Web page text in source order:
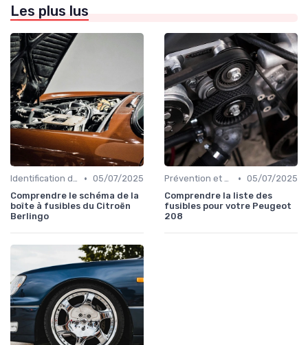
Les plus lus
Identification de la Pièce Nécessaire • 05/07/2025
Comprendre le schéma de la
boîte à fusibles du Citroën
Berlingo
Prévention et Diagnostic des Pannes • 05/07/2025
Comprendre la liste des
fusibles pour votre Peugeot
208